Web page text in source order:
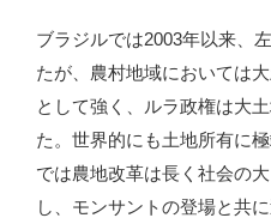
ブラジルでは2003年以来、
たが、農村地域においては
として強く、ルラ政権は大
た。世界的にも土地所有に
では農地改革は長く社会の
し、モンサントの登場と共